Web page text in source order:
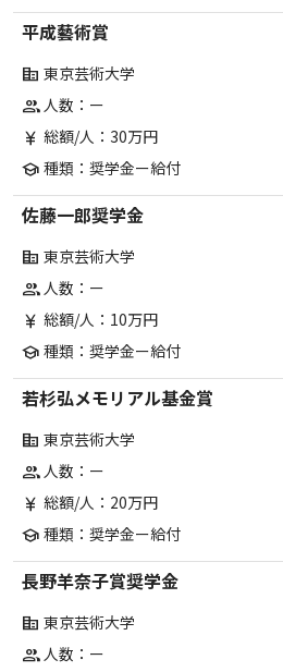
平成藝術賞
corporate_fare 東京芸術大学
group人数：ー
currency_yen 総額/人：30万円
school 種類：奨学金ー給付
佐藤一郎奨学金
corporate_fare 東京芸術大学
group人数：ー
currency_yen 総額/人：10万円
school 種類：奨学金ー給付
若杉弘メモリアル基金賞
corporate_fare 東京芸術大学
group人数：ー
currency_yen 総額/人：20万円
school 種類：奨学金ー給付
長野羊奈子賞奨学金
corporate_fare 東京芸術大学
group人数：ー